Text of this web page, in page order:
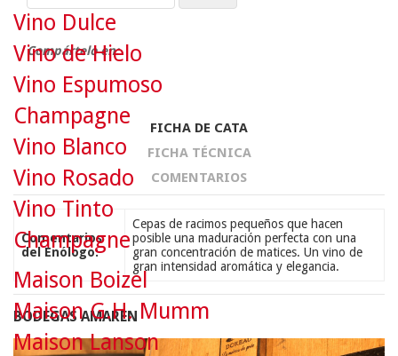
Compártelo en:
FICHA DE CATA
FICHA TÉCNICA
COMENTARIOS
Comentarios
del Enólogo:
Cepas de racimos pequeños que hacen
posible una maduración perfecta con una
gran concentración de matices. Un vino de
gran intensidad aromática y elegancia.
BODEGAS AMAREN
Vino Dulce
Vino de Hielo
Vino Espumoso
Champagne
Vino Blanco
Vino Rosado
Vino Tinto
Champagne
Maison Boizel
Maison G.H. Mumm
Maison Lanson